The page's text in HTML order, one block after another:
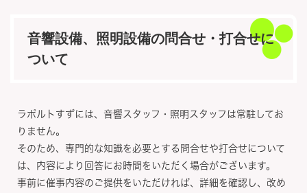
音響設備、照明設備の問合せ・打合せに
ついて
ラポルトすずには、音響スタッフ・照明スタッフは常駐してお
りません。
そのため、専門的な知識を必要とする問合せや打合せについて
は、内容により回答にお時間をいただく場合がございます。
事前に催事内容のご提供をいただければ、詳細を確認し、改め